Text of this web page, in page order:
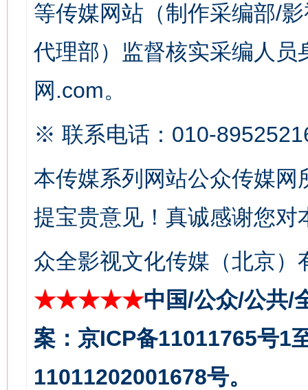
等传媒网站（制作采编部/
代理部）监督核实采编人员
网.com。
※ 联系电话：010-
本传媒系列网站公众传媒
提宝贵意见！真诚感谢您
众全影视文化传媒（北京）
★★★★★中国/公众/公共/
案：京ICP备11011765号1
11011202001678号。
这是一记警钟！
在谋一域中谋全局